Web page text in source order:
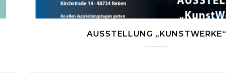
AUSSTELLUNG „KUNSTWERKE“